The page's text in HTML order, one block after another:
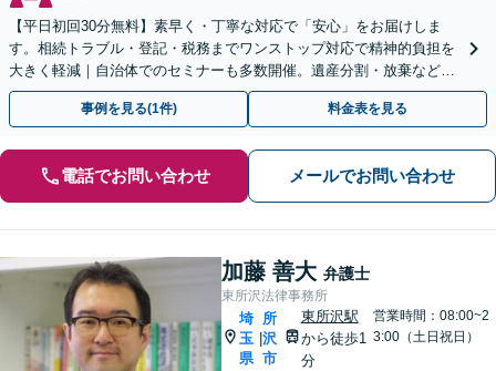
【平日初回30分無料】素早く・丁寧な対応で「安心」をお届けしま
す。相続トラブル・登記・税務までワンストップ対応で精神的負担を
大きく軽減｜自治体でのセミナーも多数開催。遺産分割・放棄などま
ずはお気軽にご相談ください【通知税理士】
事例を見る(1件) 料金表を見る
電話でお問い合わせ メールでお問い合わせ
加藤 善大 弁護士
東所沢法律事務所
埼
玉
県
|
所
沢
市
東所沢駅
から徒歩1
分
営業時間：08:00~2
3:00（土日祝日）